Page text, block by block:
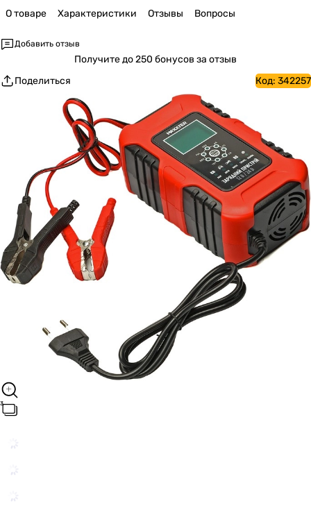
О товаре Характеристики Отзывы Вопросы
Добавить отзыв
Получитедо 250 бонусов за отзыв
Поделиться
Код: 342257